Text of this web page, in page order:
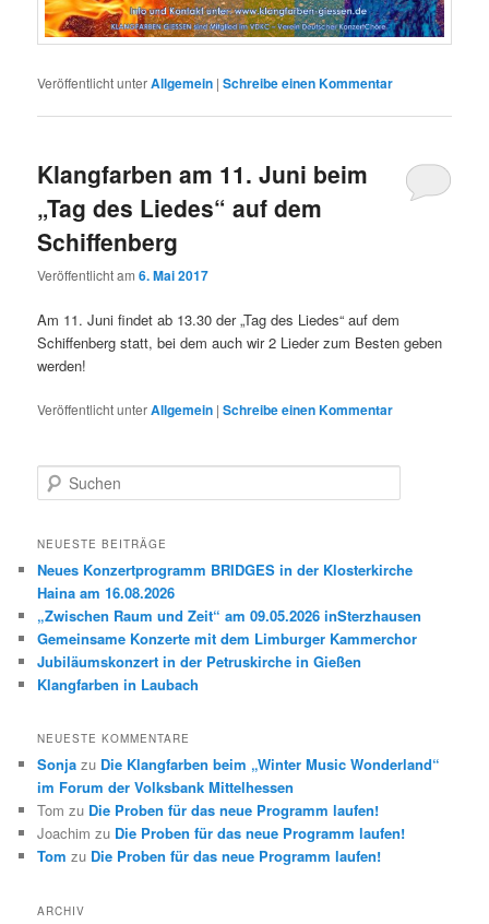
Veröffentlicht unterAllgemein |Schreibe einen Kommentar
Klangfarben am 11. Juni beim
„Tag des Liedes“ auf dem
Schiffenberg
Veröffentlicht am6. Mai 2017
Am 11. Juni findet ab 13.30 der „Tag des Liedes“ auf dem
Schiffenberg statt, bei dem auch wir 2 Lieder zum Besten geben
werden!
Veröffentlicht unterAllgemein |Schreibe einen Kommentar
u
h
n
NEUESTE BEITRÄGE
Neues Konzertprogramm BRIDGES in der Klosterkirche
Haina am 16.08.2026
„Zwischen Raum und Zeit“ am 09.05.2026 inSterzhausen
Gemeinsame Konzerte mit dem Limburger Kammerchor
Jubiläumskonzert in der Petruskirche in Gießen
Klangfarben in Laubach
NEUESTE KOMMENTARE
Sonja zu Die Klangfarben beim „Winter Music Wonderland“
im Forum der Volksbank Mittelhessen
Tom zu Die Proben für das neue Programm laufen!
Joachim zu Die Proben für das neue Programm laufen!
Tom zu Die Proben für das neue Programm laufen!
ARCHIV